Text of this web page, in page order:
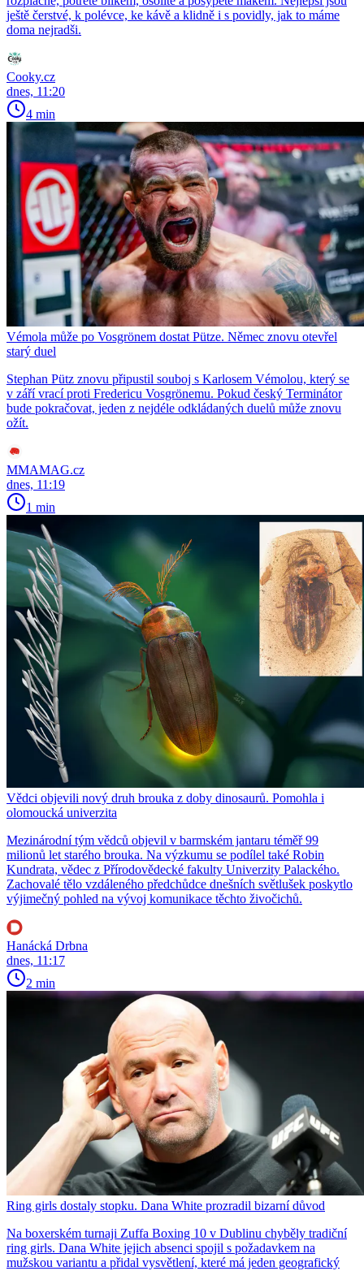
ještě čerstvé, k polévce, ke kávě a klidně i s povidly, jak to máme
doma nejradši.
Cooky.cz
dnes, 11:20
4 min
Vémola může po Vosgrönem dostat Pütze. Němec znovu otevřel
starý duel
Stephan Pütz znovu připustil souboj s Karlosem Vémolou, který se
v září vrací proti Fredericu Vosgrönemu. Pokud český Terminátor
bude pokračovat, jeden z nejdéle odkládaných duelů může znovu
ožít.
MMAMAG.cz
dnes, 11:19
1 min
Vědci objevili nový druh brouka z doby dinosaurů. Pomohla i
olomoucká univerzita
Mezinárodní tým vědců objevil v barmském jantaru téměř 99
milionů let starého brouka. Na výzkumu se podílel také Robin
Kundrata, vědec z Přírodovědecké fakulty Univerzity Palackého.
Zachovalé tělo vzdáleného předchůdce dnešních světlušek poskytlo
výjimečný pohled na vývoj komunikace těchto živočichů.
Hanácká Drbna
dnes, 11:17
2 min
Ring girls dostaly stopku. Dana White prozradil bizarní důvod
Na boxerském turnaji Zuffa Boxing 10 v Dublinu chyběly tradiční
ring girls. Dana White jejich absenci spojil s požadavkem na
mužskou variantu a přidal vysvětlení, které má jeden geografický